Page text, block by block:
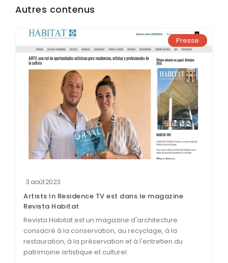
Autres contenus
Presse
3 août 2023
Artists In Residence TV est dans le magazine
Revista Habitat
Revista Habitat est un magazine d'architecture
consacré à la conservation, au recyclage, à la
restauration, à la préservation et à l'entretien du
patrimoine artistique et culturel.